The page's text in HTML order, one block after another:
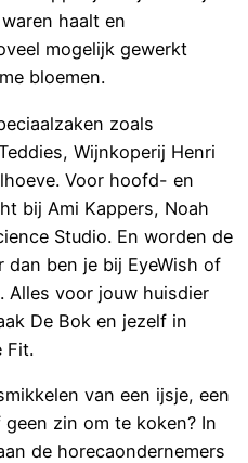
haalt en
mogelijk gewerkt
bloemen.
zoals
Wijnkoperij Henri
Voor hoofd- en
bij Ami Kappers, Noah
Studio. En worden de
dan ben je bij EyeWish of
Alles voor jouw huisdier
De Bok en jezelf in
Fit.
van een ijsje, een
zin om te koken? In
de horecaondernemers